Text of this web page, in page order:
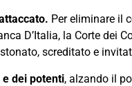
Per eliminare il
D’Italia, la Corte dei
screditato e
dei potenti, alzando il